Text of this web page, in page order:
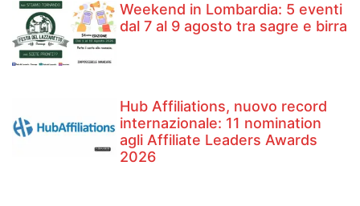
Weekend in Lombardia: 5 eventi
dal 7 al 9 agosto tra sagre e birra
Hub Affiliations, nuovo record
internazionale: 11 nomination
agli Affiliate Leaders Awards
2026